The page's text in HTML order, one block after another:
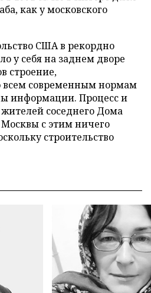
как у московского
США в рекордно
у себя на заднем дворе
строение,
всем современным нормам
информации. Процесс и
соседнего Дома
с этим ничего
строительство